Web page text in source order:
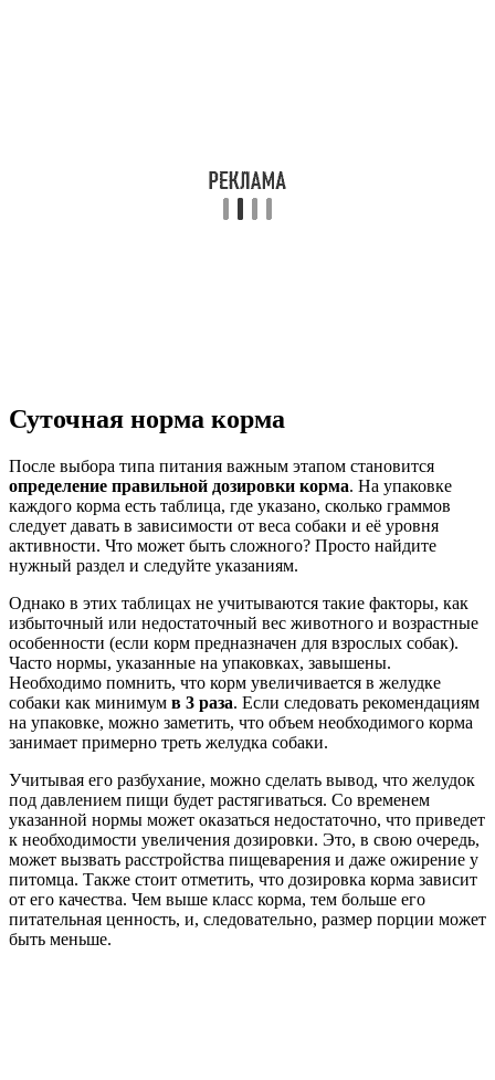
Суточная норма корма
После выбора типа питания важным этапом становится
определение правильной дозировки корма. На упаковке
каждого корма есть таблица, где указано, сколько граммов
следует давать в зависимости от веса собаки и её уровня
активности. Что может быть сложного? Просто найдите
нужный раздел и следуйте указаниям.
Однако в этих таблицах не учитываются такие факторы, как
избыточный или недостаточный вес животного и возрастные
особенности (если корм предназначен для взрослых собак).
Часто нормы, указанные на упаковках, завышены.
Необходимо помнить, что корм увеличивается в желудке
собаки как минимум в 3 раза. Если следовать рекомендациям
на упаковке, можно заметить, что объем необходимого корма
занимает примерно треть желудка собаки.
Учитывая его разбухание, можно сделать вывод, что желудок
под давлением пищи будет растягиваться. Со временем
указанной нормы может оказаться недостаточно, что приведет
к необходимости увеличения дозировки. Это, в свою очередь,
может вызвать расстройства пищеварения и даже ожирение у
питомца. Также стоит отметить, что дозировка корма зависит
от его качества. Чем выше класс корма, тем больше его
питательная ценность, и, следовательно, размер порции может
быть меньше.